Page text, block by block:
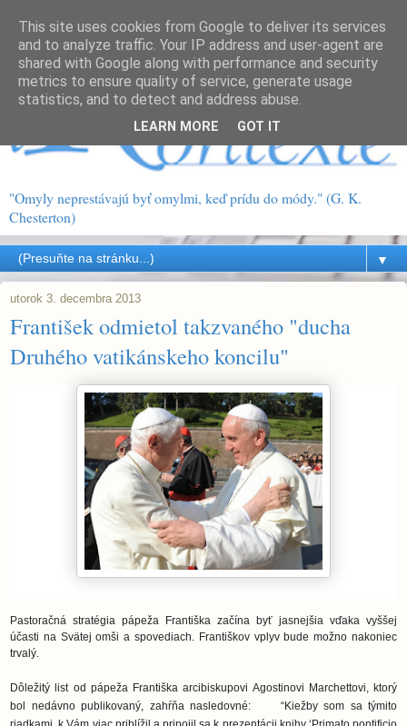
"Omyly neprestávajú byť omylmi, keď prídu do módy." (G. K.
Chesterton)
▼
utorok 3. decembra 2013
František odmietol takzvaného "ducha
Druhého vatikánskeho koncilu"
Pastoračná stratégia pápeža Františka začína byť jasnejšia vďaka vyššej
účasti na Svätej omši a spovediach. Františkov vplyv bude možno nakoniec
trvalý.
Dôležitý list od pápeža Františka arcibiskupovi Agostinovi Marchettovi, ktorý
bol nedávno publikovaný, zahŕňa nasledovné: “Kiežby som sa týmito
This site uses cookies from Google to deliver its services
and to analyze traffic. Your IP address and user-agent are
shared with Google along with performance and security
metrics to ensure quality of service, generate usage
statistics, and to detect and address abuse.
LEARN MORE GOT IT